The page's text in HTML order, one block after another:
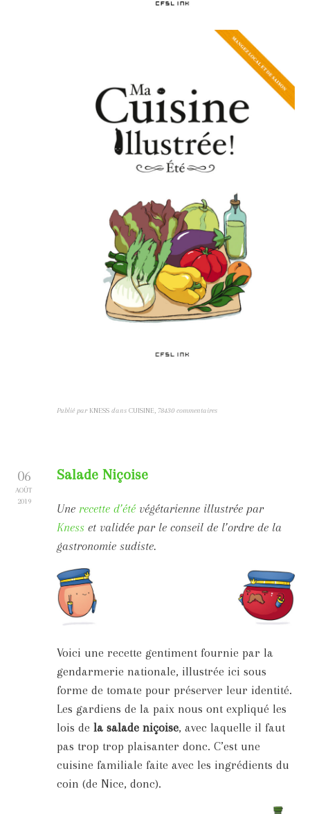
Publié par KNESS dans CUISINE, 78430 commentaires
06
AOÛT
2019
Salade Niçoise
Une recette d’été végétarienne illustrée par
Kness et validée par le conseil de l’ordre de la
gastronomie sudiste.
Voici une recette gentiment fournie par la
gendarmerie nationale, illustrée ici sous
forme de tomate pour préserver leur identité.
Les gardiens de la paix nous ont expliqué les
lois dela salade niçoise, avec laquelle il faut
pas trop trop plaisanter donc. C’est une
cuisine familiale faite avec les ingrédients du
coin (de Nice, donc).